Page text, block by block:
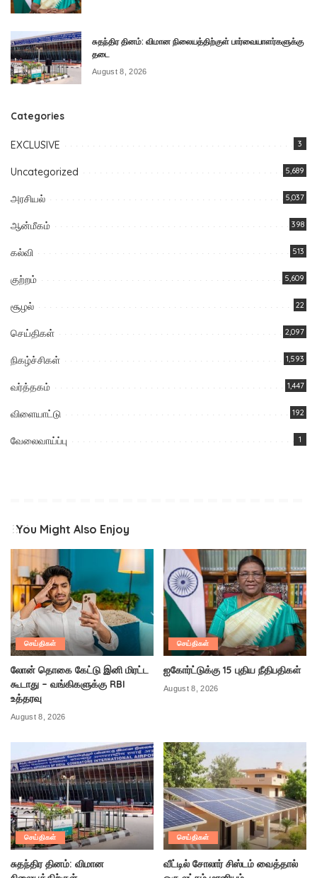
சுதந்திர தினம்: விமான நிலையத்திற்குள் பார்வையாளர்களுக்கு
தடை
August 8, 2026
Categories
EXCLUSIVE 3
Uncategorized 5,689
அரசியல் 5,037
ஆன்மீகம் 398
கல்வி 513
குற்றம் 5,609
சூழல் 22
செய்திகள் 2,097
நிகழ்ச்சிகள் 1,593
வர்த்தகம் 1,447
விளையாட்டு 192
வேலைவாய்ப்பு 1
You Might Also Enjoy
செய்திகள்
லோன் தொகை கேட்டு இனி மிரட்ட
கூடாது – வங்கிகளுக்கு RBI
உத்தரவு
August 8, 2026
செய்திகள்
ஐகோர்ட்டுக்கு 15 புதிய நீதிபதிகள்
August 8, 2026
செய்திகள்
சுதந்திர தினம்: விமான
செய்திகள்
வீட்டில் சோலார் சிஸ்டம் வைத்தால்